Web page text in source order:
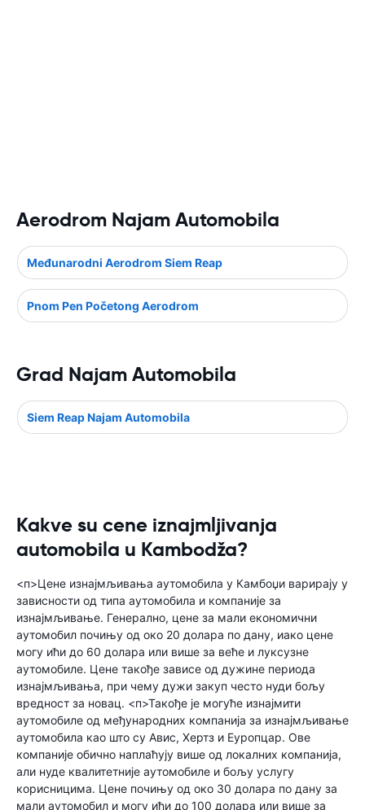
Aerodrom Najam Automobila
Međunarodni Aerodrom Siem Reap
Pnom Pen Početong Aerodrom
Grad Najam Automobila
Siem Reap Najam Automobila
Kakve su cene iznajmljivanja
automobila u Kambodža?
<п>Цене изнајмљивања аутомобила у Камбоџи варирају у
зависности од типа аутомобила и компаније за
изнајмљивање. Генерално, цене за мали економични
аутомобил почињу од око 20 долара по дану, иако цене
могу ићи до 60 долара или више за веће и луксузне
аутомобиле. Цене такође зависе од дужине периода
изнајмљивања, при чему дужи закуп често нуди бољу
вредност за новац. <п>Такође је могуће изнајмити
аутомобиле од међународних компанија за изнајмљивање
аутомобила као што су Авис, Хертз и Еуропцар. Ове
компаније обично наплаћују више од локалних компанија,
али нуде квалитетније аутомобиле и бољу услугу
корисницима. Цене почињу од око 30 долара по дану за
мали аутомобил и могу ићи до 100 долара или више за